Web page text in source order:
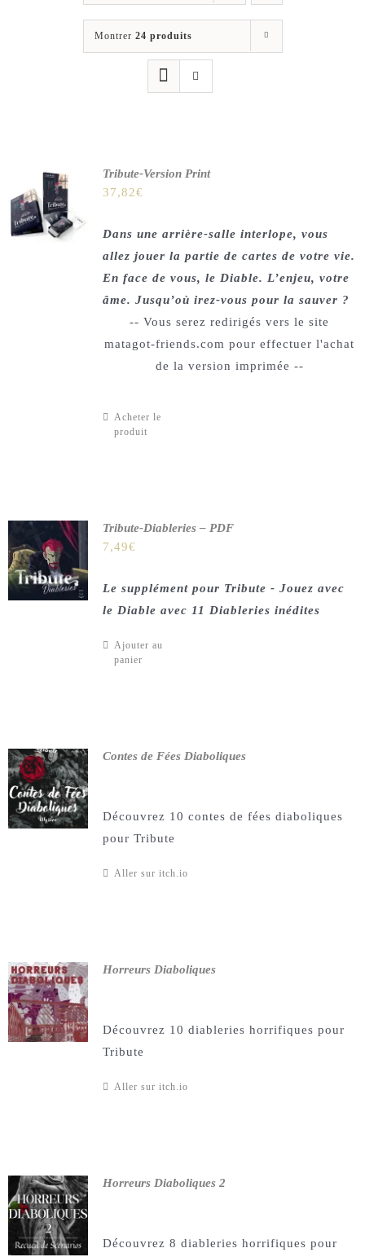
Montrer 24 produits
Tribute-Version Print
37,82€
Dans une arrière-salle interlope, vous
allez jouer la partie de cartes de votre vie.
En face de vous, le Diable. L’enjeu, votre
âme. Jusqu’où irez-vous pour la sauver ?
-- Vous serez redirigés vers le site
matagot-friends.com pour effectuer l'achat
de la version imprimée --
Acheter le
produit
Tribute-Diableries – PDF
7,49€
Le supplément pour Tribute - Jouez avec
le Diable avec 11 Diableries inédites
Ajouter au
panier
Contes de Fées Diaboliques
Découvrez 10 contes de fées diaboliques
pour Tribute
Aller sur itch.io
Horreurs Diaboliques
Découvrez 10 diableries horrifiques pour
Tribute
Aller sur itch.io
Horreurs Diaboliques 2
Découvrez 8 diableries horrifiques pour